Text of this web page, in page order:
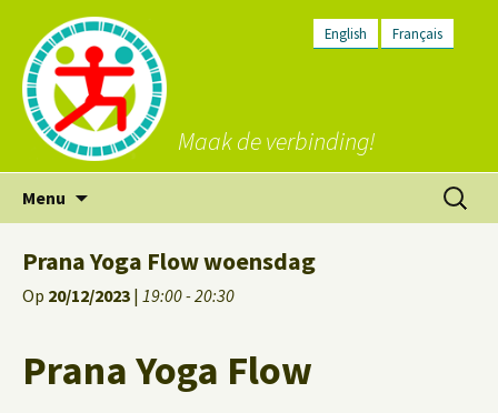
English Français
Maak de verbinding!
Menu
inhoud
Zoeken
naar:
Prana Yoga Flow woensdag
Op 20/12/2023 | 19:00 - 20:30
Prana Yoga Flow